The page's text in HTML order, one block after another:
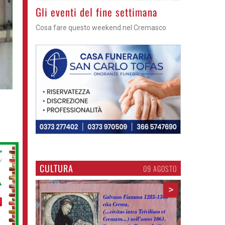
Azzano - Cena in piazza
Sagra di San Lorenzo, con don Lorenzo
CULTURA 09 AGOSTO
>